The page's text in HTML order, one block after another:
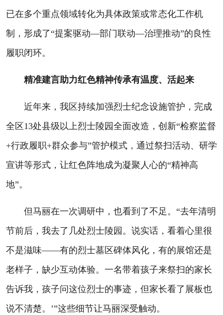
已在多个重点领域转化为具体政策或常态化工作机
制，形成了“提案驱动—部门联动—治理推动”的良性
履职闭环。
精准建言助力红色精神传承有温度、活起来
近年来，我区持续加强烈士纪念设施管护，完成
全区13处县级以上烈士陵园全面改造，创新“检察监督
+行政履职+群众参与”管护模式，通过祭扫活动、研学
宣讲等形式，让红色阵地成为凝聚人心的“精神高
地”。
但马丽在一次调研中，也看到了不足。“去年清明
节前后，我去了几处烈士陵园。说实话，看着心里很
不是滋味——有的烈士墓区碑体风化，有的展馆还是
老样子，缺少互动体验。一名带着孩子来祭扫的家长
告诉我，孩子问这位烈士的事迹，但家长看了展板也
说不清楚。’”这些细节让马丽深受触动。